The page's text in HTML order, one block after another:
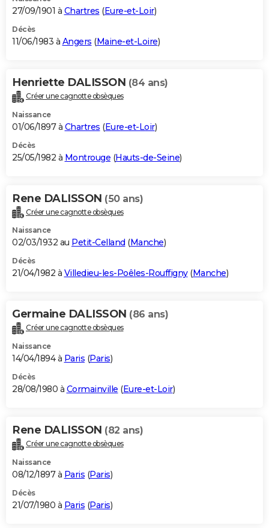
27/09/1901 à Chartres (Eure-et-Loir)
Décès
11/06/1983 à Angers (Maine-et-Loire)
Henriette DALISSON (84 ans)
Créer une cagnotte obsèques
Naissance
01/06/1897 à Chartres (Eure-et-Loir)
Décès
25/05/1982 à Montrouge (Hauts-de-Seine)
Rene DALISSON (50 ans)
Créer une cagnotte obsèques
Naissance
02/03/1932 au Petit-Celland (Manche)
Décès
21/04/1982 à Villedieu-les-Poêles-Rouffigny(Manche)
Germaine DALISSON (86 ans)
Créer une cagnotte obsèques
Naissance
14/04/1894 à Paris (Paris)
Décès
28/08/1980 à Cormainville (Eure-et-Loir)
Rene DALISSON (82 ans)
Créer une cagnotte obsèques
Naissance
08/12/1897 à Paris (Paris)
Décès
21/07/1980 à Paris (Paris)